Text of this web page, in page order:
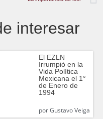
interesar
El EZLN
Irrumpió en la
Vida Política
Mexicana el 1°
de Enero de
1994
porGustavo Veiga